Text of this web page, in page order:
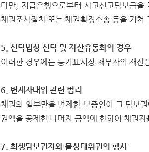
다만, 지급은행으로부터 사고신고담보금
채권조사절차 또는 채권확정소송 등을 거쳐
5. 신탁법상 신탁 및 자산유동화의 경우
이러한 경우에는 등기표시상 채무자의 재
6. 변제자대위 관련 법리
채권의 일부만을 변제한 보증인이 그 담보
권액을 공제한 나머지 금액에 한하여 채권
7. 회생담보권자와 물상대위권의 행사